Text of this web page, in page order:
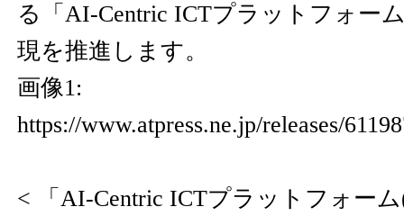
る「AI-Centric ICTプラットフォー
現を推進します。
画像1:
https://www.atpress.ne.jp/releases/
< 「AI-Centric ICTプラットフォー